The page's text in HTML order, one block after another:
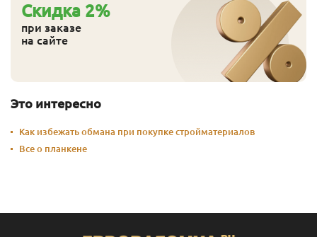
Cкидка 2%
при заказе
на сайте
Это интересно
Как избежать обмана при покупке стройматериалов
Все о планкене